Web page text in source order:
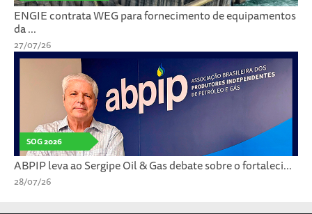
ENGIE contrata WEG para fornecimento de equipamentos
da ...
27/07/26
SOG 2026
ABPIP leva ao Sergipe Oil & Gas debate sobre o fortaleci...
28/07/26